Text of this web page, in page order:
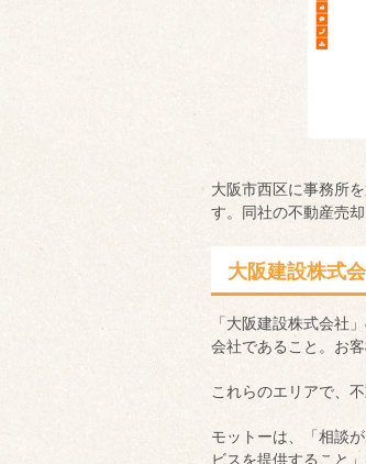
大阪市西区に事務所
す。同社の不動産売
大阪建設株式
「大阪建設株式会社
会社であること。お
これらのエリアで、
モットーは、「相談
ビスを提供すること